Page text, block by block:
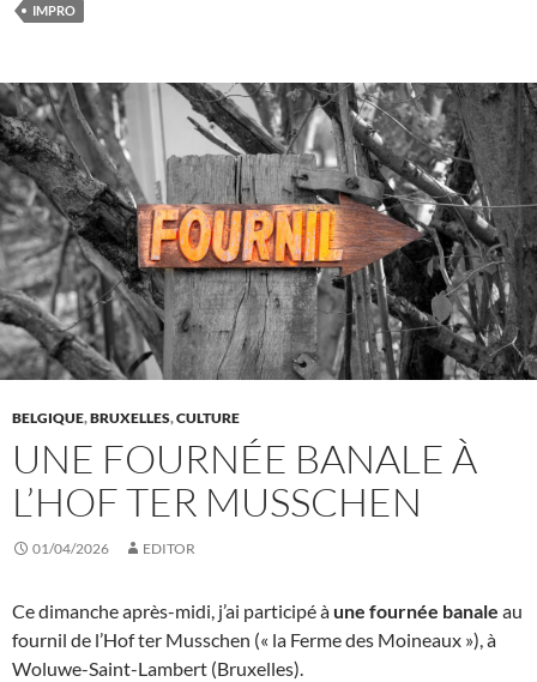
IMPRO
BELGIQUE,BRUXELLES,CULTURE
UNE FOURNÉE BANALE À
L’HOF TER MUSSCHEN
01/04/2026 EDITOR
Ce dimanche après-midi, j’ai participé àune fournée banale au
fournil de l’Hof ter Musschen (« la Ferme des Moineaux »), à
Woluwe-Saint-Lambert (Bruxelles).